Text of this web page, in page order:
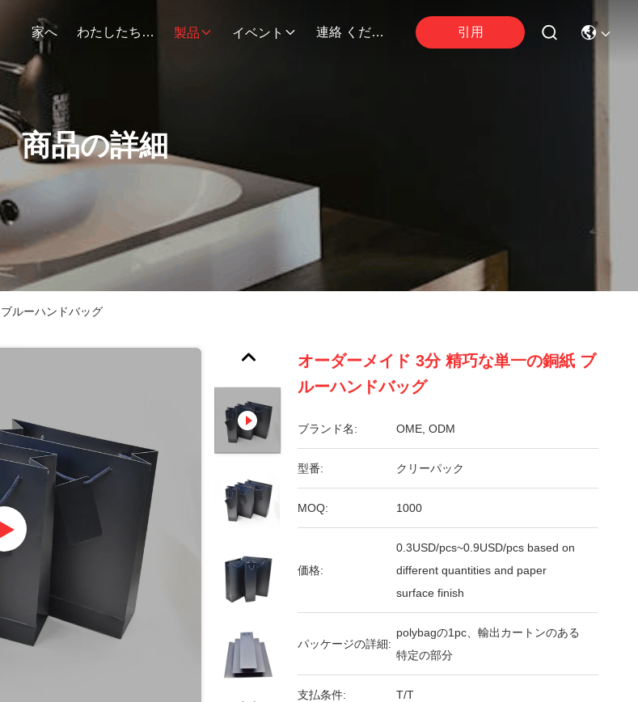
家へ わたしたち に つい て 製品 イベント 連絡 ください 引用
商品の詳細
ルーハンドバッグ
オーダーメイド 3分 精巧な単一の銅紙 ブ
ルーハンドバッグ
ブランド名: OME, ODM
型番: クリーパック
MOQ: 1000
価格:
0.3USD/pcs~0.9USD/pcs based on
different quantities and paper
surface finish
パッケージの詳細:
polybagの1pc、輸出カートンのある
特定の部分
支払条件: T/T